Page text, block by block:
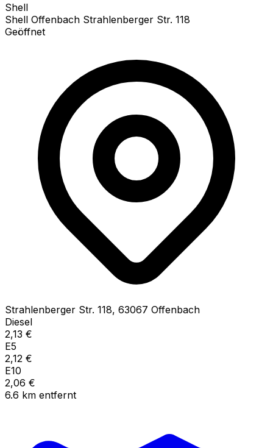
Shell
Shell Offenbach Strahlenberger Str. 118
Geöffnet
Strahlenberger Str. 118, 63067 Offenbach
Diesel
2,13 €
E5
2,12 €
E10
2,06 €
6.6 km entfernt